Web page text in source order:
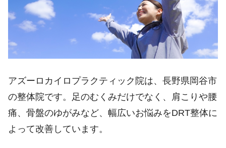
アズーロカイロプラクティック院は、長野県岡谷市
の整体院です。足のむくみだけでなく、肩こりや腰
痛、骨盤のゆがみなど、幅広いお悩みをDRT整体に
よって改善しています。